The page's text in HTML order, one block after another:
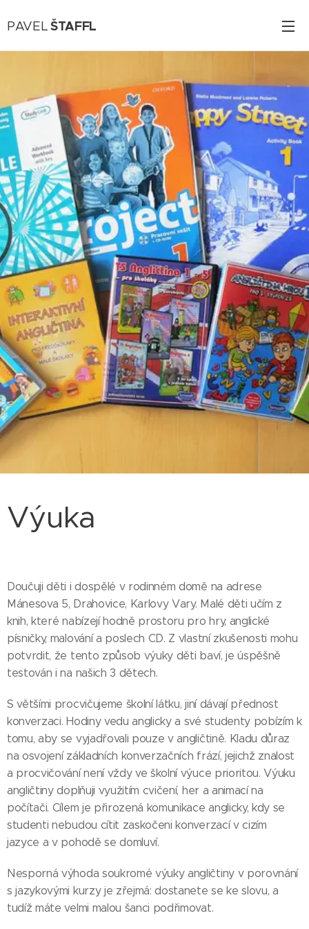
PAVELŠTAFFL
Výuka
Doučuji děti i dospělé v rodinném domě na adrese
Mánesova 5, Drahovice, Karlovy Vary. Malé děti učím z
knih, které nabízejí hodně prostoru pro hry, anglické
písničky, malování a poslech CD. Z vlastní zkušenosti mohu
potvrdit, že tento způsob výuky děti baví, je úspěšně
testován i na našich 3 dětech.
S většími procvičujeme školní látku, jiní dávají přednost
konverzaci. Hodiny vedu anglicky a své studenty pobízím k
tomu, aby se vyjadřovali pouze v angličtině. Kladu důraz
na osvojení základních konverzačních frází, jejichž znalost
a procvičování není vždy ve školní výuce prioritou. Výuku
angličtiny doplňuji využitím cvičení, her a animací na
počítači. Cílem je přirozená komunikace anglicky, kdy se
studenti nebudou cítit zaskočeni konverzací v cizím
jazyce a v pohodě se domluví.
Nesporná výhoda soukromé výuky angličtiny v porovnání
s jazykovými kurzy je zřejmá: dostanete se ke slovu, a
tudíž máte velmi malou šanci podřimovat.